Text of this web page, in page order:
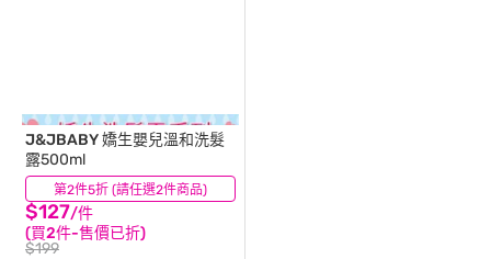
第2件5折 (請任選2件商品)
J&JBABY嬌生嬰兒溫和洗髮
露500ml
$127/件
(買2件-售價已折)
$199
(20)